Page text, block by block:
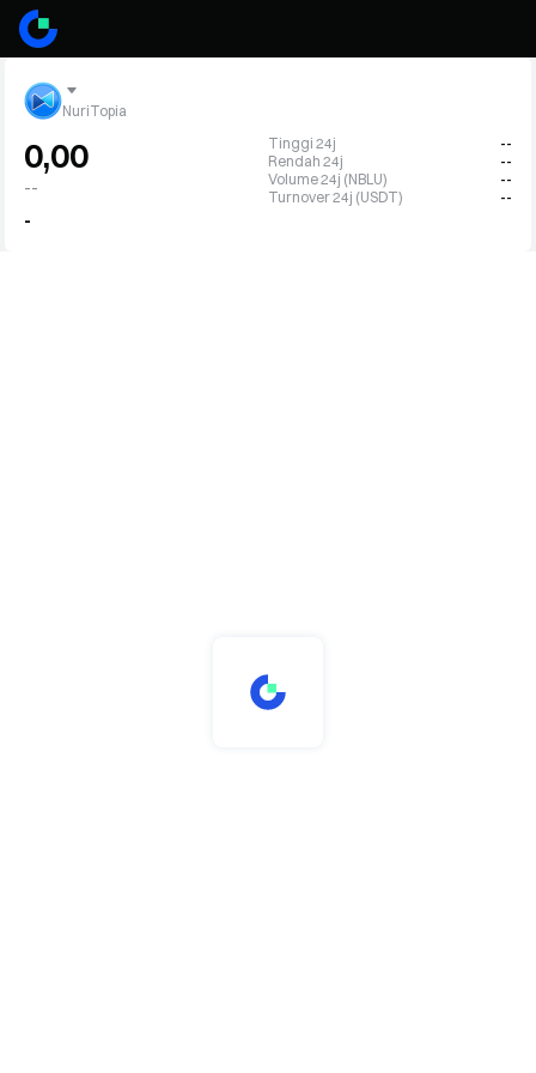
NuriTopia
0,00
--
-
Tinggi 24j
--
Rendah 24j
--
Volume 24j (NBLU)
--
Turnover 24j (USDT)
--